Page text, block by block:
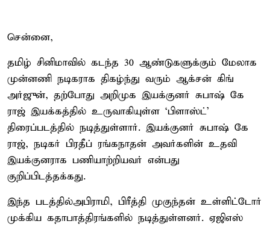
சென்னை,
தமிழ் சினிமாவில் கடந்த 30 ஆண்டுகளுக்கும் மேலாக
முன்னணி நடிகராக திகழ்ந்து வரும் ஆக்சன் கிங்
அர்ஜுன், தற்போது அறிமுக இயக்குனர் சுபாஷ் கே
ராஜ் இயக்கத்தில் உருவாகியுள்ள ‘பிளாஸ்ட்’
திரைப்படத்தில் நடித்துள்ளார். இயக்குனர் சுபாஷ் கே
ராஜ், நடிகர் பிரதீப் ரங்கநாதன் அவர்களின் உதவி
இயக்குனராக பணியாற்றியவர் என்பது
குறிப்பிடத்தக்கது.
இந்த படத்தில்அபிராமி, பிரீத்தி முகுந்தன் உள்ளிட்டோர்
முக்கிய கதாபாத்திரங்களில் நடித்துள்ளனர். ஏஜிஎஸ்